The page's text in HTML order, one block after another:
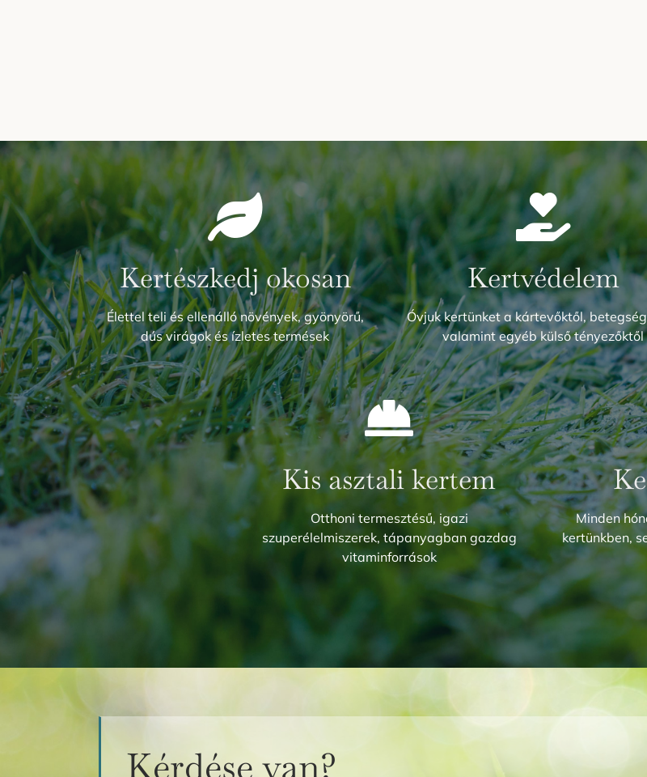
Kertészkedj okosan
Élettel teli és ellenálló növények, gyönyörű,
dús virágok és ízletes termések
Kertvédelem
Óvjuk kertünket a kártevőktől,
valamint egyéb külső tényezőktől
Kis asztali kertem
Otthoni termesztésű, igazi
szuperélelmiszerek, tápanyagban gazdag
vitaminforrások
Minden
kertünkben,
Kérdése van?